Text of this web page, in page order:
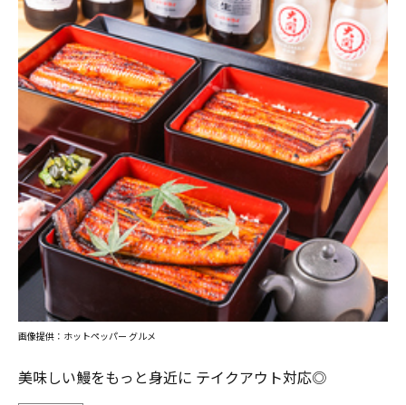
美味しい鰻をもっと身近に テイクアウト対応◎
画像提供：ホットペッパー グルメ